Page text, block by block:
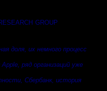
GROUP
доля, их немного процесс
Apple , ряд организаций уже
Сбербанк, история